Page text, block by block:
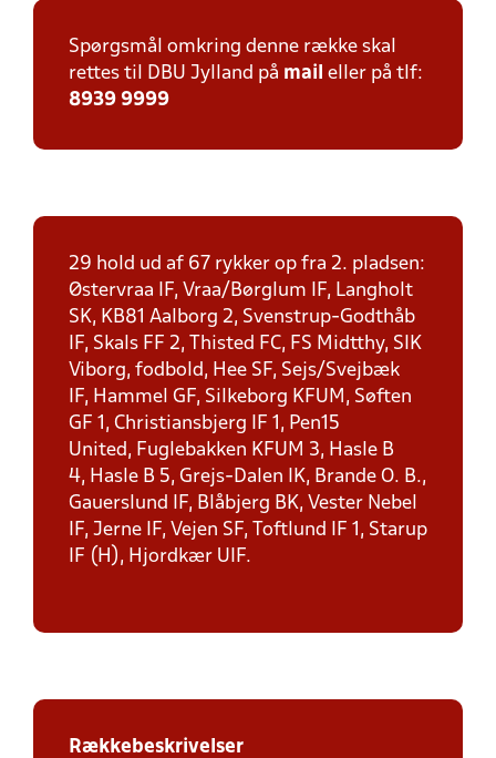
Spørgsmål omkring denne række skal
rettes til DBU Jylland på mail eller på tlf:
8939 9999
29 hold ud af 67 rykker op fra 2. pladsen:
Østervraa IF, Vraa/Børglum IF, Langholt
SK, KB81 Aalborg 2, Svenstrup-Godthåb
IF, Skals FF 2, Thisted FC, FS Midtthy, SIK
Viborg, fodbold, Hee SF, Sejs/Svejbæk
IF, Hammel GF, Silkeborg KFUM, Søften
GF 1, Christiansbjerg IF 1, Pen15
United, Fuglebakken KFUM 3, Hasle B
4, Hasle B 5, Grejs-Dalen IK, Brande O. B.,
Gauerslund IF, Blåbjerg BK, Vester Nebel
IF, Jerne IF, Vejen SF, Toftlund IF 1, Starup
IF (H), Hjordkær UIF.
Rækkebeskrivelser